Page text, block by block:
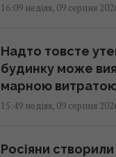
16:09 неділя, 09 серпня
Надто товсте
будинку може
марною
15:49 неділя, 09 серпня
Росіяни створили